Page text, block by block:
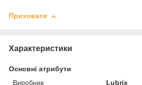
Приховати
Характеристики
Основні атрибути
Виробник
Lubrix